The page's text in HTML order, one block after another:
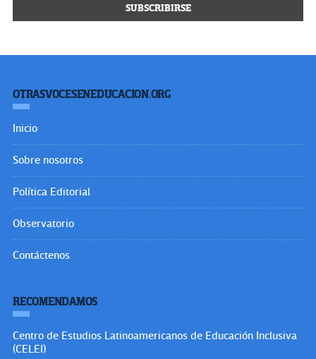
OTRASVOCESENEDUCACION.ORG
Inicio
Sobre nosotros
Política Editorial
Observatorio
Contáctenos
RECOMENDAMOS
Centro de Estudios Latinoamericanos de Educación Inclusiva
(CELEI)